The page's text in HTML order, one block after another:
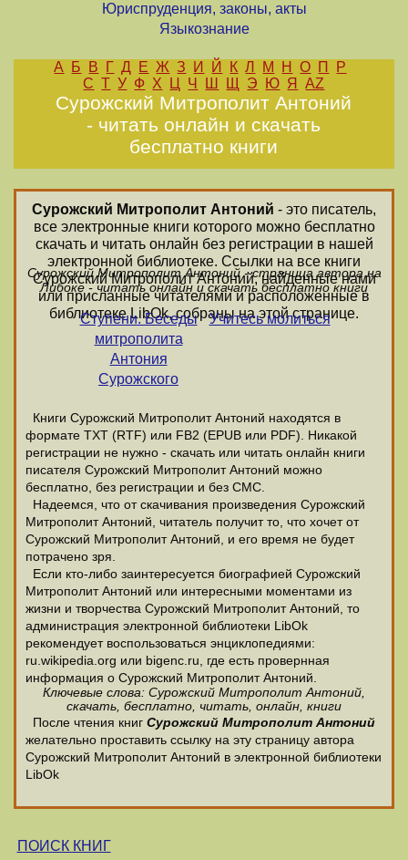
Юриспруденция, законы, акты
Языкознание
А Б В Г Д Е Ж З И Й К Л М Н О П
Р
С Т У Ф Х Ц Ч Ш Щ Э Ю Я AZ
Сурожский Митрополит Антоний
- читать онлайн и скачать
бесплатно книги
Сурожский Митрополит Антоний - это писатель,
все электронные книги которого можно бесплатно
скачать и читать онлайн без регистрации в нашей
электронной библиотеке. Ссылки на все книги
Сурожский Митрополит Антоний, найденные нами
или присланные читателями и расположенные в
библиотеке LibOk, собраны на этой странице.
Сурожский Митрополит Антоний - страница автора на
Либоке - читать онлайн и скачать бесплатно книги
Ступени. Беседы
митрополита
Антония
Сурожского
Учитесь молиться
Книги Сурожский Митрополит Антоний находятся в
формате ТХТ (RTF) или FB2 (EPUB или PDF). Никакой
регистрации не нужно - скачать или читать онлайн книги
писателя Сурожский Митрополит Антоний можно
бесплатно, без регистрации и без СМС.
Надеемся, что от скачивания произведения Сурожский
Митрополит Антоний, читатель получит то, что хочет от
Сурожский Митрополит Антоний, и его время не будет
потрачено зря.
Если кто-либо заинтересуется биографией Сурожский
Митрополит Антоний или интересными моментами из
жизни и творчества Сурожский Митрополит Антоний, то
администрация электронной библиотеки LibOk
рекомендует воспользоваться энциклопедиями:
ru.wikipedia.org или bigenc.ru, где есть провернная
информация о Сурожский Митрополит Антоний.
Ключевые слова: Сурожский Митрополит Антоний,
скачать, бесплатно, читать, онлайн, книги
После чтения книг Сурожский Митрополит Антоний
желательно проставить ссылку на эту страницу автора
Сурожский Митрополит Антоний в электронной библиотеки
LibOk
ПОИСК КНИГ